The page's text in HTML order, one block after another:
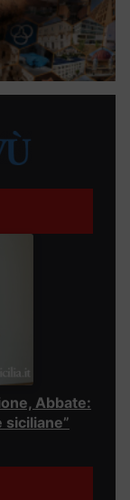
Abbate: